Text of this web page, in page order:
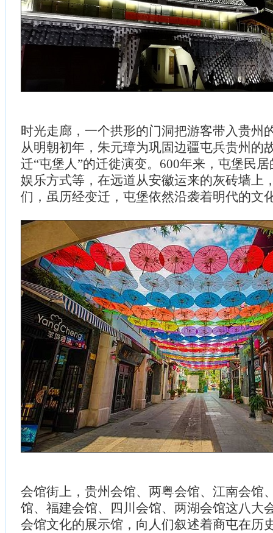
时光走廊，一个拱形的门洞把游客带入贵州
从明朝初年，朱元璋为巩固边疆屯兵贵州的
迁“屯堡人”的迁徙演变。600年来，屯堡民
娱乐方式等，在远道从安徽运来的灰砖墙上
们，虽历经变迁，屯堡依然沿袭着明代的文
会馆街上，贵州会馆、两粤会馆、江南会馆
馆、福建会馆、四川会馆、两湖会馆这八大
会馆文化的展示馆，向人们叙述着商屯在历